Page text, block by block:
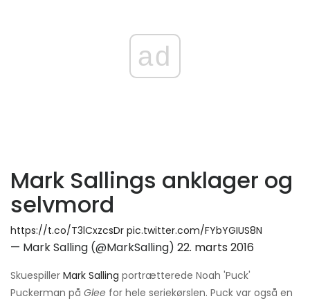
ad
Mark Sallings anklager og
selvmord
https://t.co/T3lCxzcsDr pic.twitter.com/FYbYGIUS8N
— Mark Salling (@MarkSalling) 22. marts 2016
Skuespiller Mark Salling portrætterede Noah 'Puck'
Puckerman på Glee for hele seriekørslen. Puck var også en